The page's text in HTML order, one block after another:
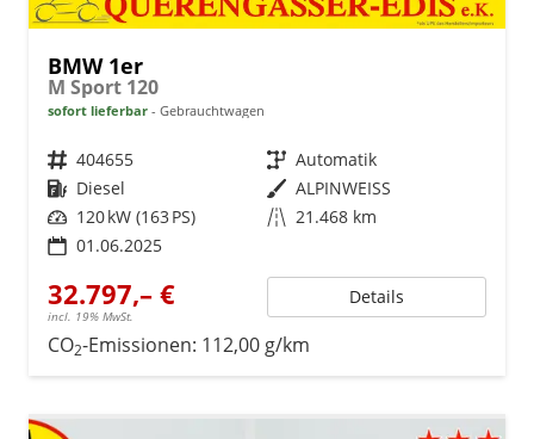
BMW 1er
M Sport 120
sofort lieferbar Gebrauchtwagen
Fahrzeugnr. 404655 Getriebe Automatik
Kraftstoff Diesel Außenfarbe ALPINWEISS
Leistung 120 kW (163 PS) Kilometerstand 21.468 km
01.06.2025
32.797,– €
incl. 19% MwSt.
Details
CO2-Emissionen: 112,00 g/km